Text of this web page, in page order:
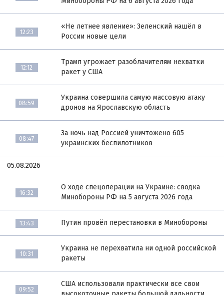
12:23
«Не летнее явление»: Зеленский нашёл в
России новые цели
12:12
Трамп угрожает разоблачителям нехватки
ракет у США
08:59
Украина совершила самую массовую атаку
дронов на Ярославскую область
08:47
За ночь над Россией уничтожено 605
украинских беспилотников
05.08.2026
16:32
О ходе спецоперации на Украине: сводка
Минобороны РФ на 5 августа 2026 года
13:43 Путин провёл перестановки в Минобороны
10:31
Украина не перехватила ни одной российской
ракеты
09:52
США использовали практически все свои